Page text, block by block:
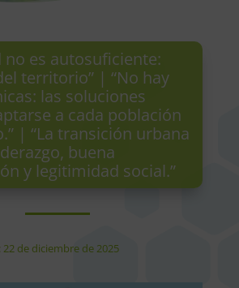
no es autosuficiente:
territorio” | “No hay
las soluciones
a cada población
| “La transición urbana
buena
y legitimidad social.”
de diciembre de 2025